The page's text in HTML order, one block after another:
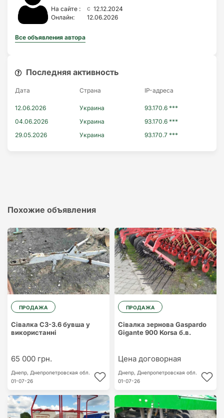
На сайте : c 12.12.2024
Онлайн:
12.06.2026
Все объявления автора
Последняя активность
Дата Страна IP-адресa
12.06.2026 Украина
93.170.6 ***
04.06.2026
Украина
93.170.6 ***
29.05.2026
Украина 93.170.7 ***
Похожие объявления
ПРОДАЖА
Сівалка СЗ-3.6 бувша у
використанні
65 000 грн.
Днепр, Днепропетровская обл.
01-07-26
ПРОДАЖА
Сівалка зернова Gaspardo
Gigante 900 Korsa б.в.
Цена договорная
Днепр, Днепропетровская обл.
01-07-26